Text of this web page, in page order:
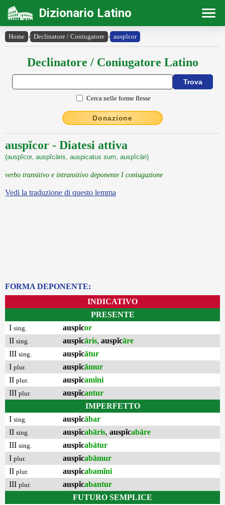
Dizionario Latino
Home › Declinatore / Coniugatore › auspĭcor
Declinatore / Coniugatore Latino
Cerca nelle forme flesse
Donazione
auspĭcor - Diatesi attiva
(auspĭcor, auspĭcāris, auspicatus sum, auspĭcāri)
verbo transitivo e intransitivo deponente I coniugazione
Vedi la traduzione di questo lemma
FORMA DEPONENTE:
INDICATIVO
PRESENTE
I sing. auspĭcor
II sing. auspĭcāris, auspĭcāre
III sing. auspĭcātur
I plur. auspĭcāmur
II plur. auspĭcamĭni
III plur. auspĭcantur
IMPERFETTO
I sing. auspĭcābar
II sing. auspĭcabāris, auspĭcabāre
III sing. auspĭcabātur
I plur. auspĭcabāmur
II plur. auspĭcabamĭni
III plur. auspĭcabantur
FUTURO SEMPLICE